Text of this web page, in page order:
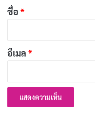
บุก!
สุขภาพดี!
*
ชื่อ *
อีเมล *